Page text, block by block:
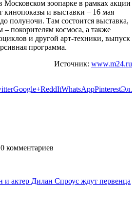
Московском зоопарке в рамках акции
кинопоказы и выставки – 16 мая
полуночи. Там состоится выставка,
покорителям космоса, а также
и другой арт-техники, выпуск
программа.
Источник: www.m24.ru
Google+ReddItWhatsAppPinterestЭл.
0 комментариев
и актер Дилан Спроус ждут первенца